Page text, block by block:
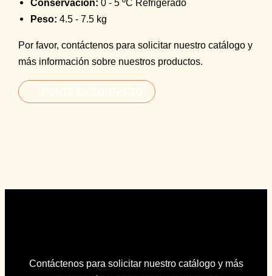
Conservación: 0 - 5 ºC Refrigerado
Peso: 4.5 - 7.5 kg
Por favor, contáctenos para solicitar nuestro catálogo y
más información sobre nuestros productos.
Contáctenos para solicitar nuestro catálogo y más